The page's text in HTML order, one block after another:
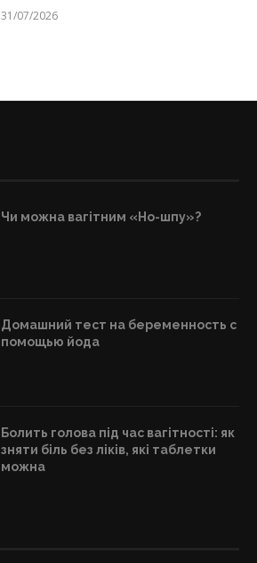
31/07/2026
Чи можна вагітним «Но-шпу»?
Домашний тест на беременность с
помощью йода
Болить голова під час вагітності: як
зняти біль без ліків, які таблетки
можна